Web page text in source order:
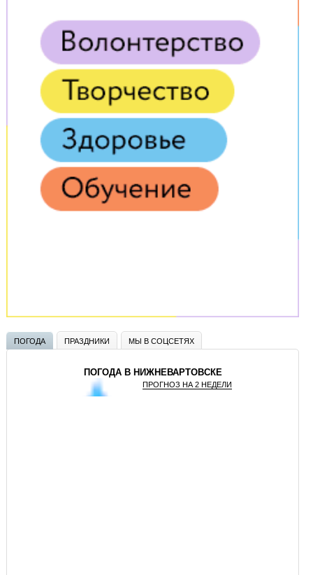
ПОГОДА ПРАЗДНИКИ МЫ В СОЦСЕТЯХ
ПОГОДА В НИЖНЕВАРТОВСКЕ
ПРОГНОЗ НА 2 НЕДЕЛИ